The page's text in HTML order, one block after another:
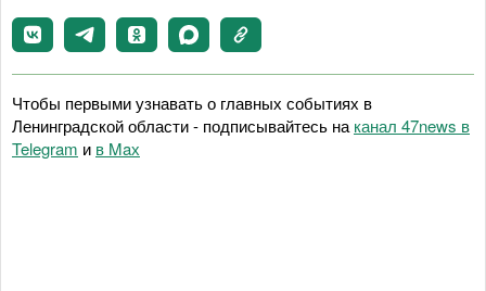
Чтобы первыми узнавать о главных событиях в
Ленинградской области - подписывайтесь на канал 47news в
Telegram и в Maх